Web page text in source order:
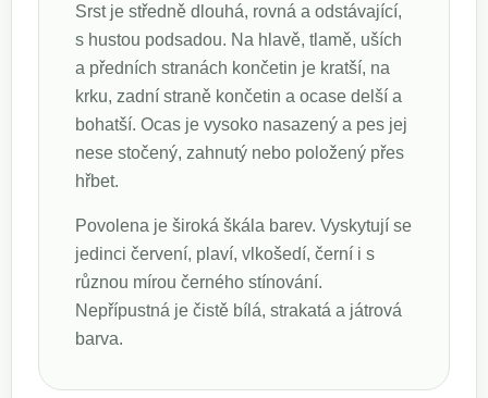
Srst je středně dlouhá, rovná a odstávající,
s hustou podsadou. Na hlavě, tlamě, uších
a předních stranách končetin je kratší, na
krku, zadní straně končetin a ocase delší a
bohatší. Ocas je vysoko nasazený a pes jej
nese stočený, zahnutý nebo položený přes
hřbet.
Povolena je široká škála barev. Vyskytují se
jedinci červení, plaví, vlkošedí, černí i s
různou mírou černého stínování.
Nepřípustná je čistě bílá, strakatá a játrová
barva.